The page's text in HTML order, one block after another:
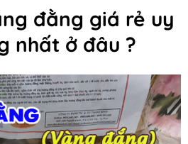
đằng giá rẻ uy
nhất ở đâu ?